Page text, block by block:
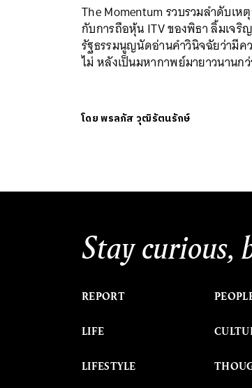
The Momentum รวบรวมลำดับเ
กับการถือหุ้น ITV ของพิธา ลิ้มเจ
รัฐธรรมนูญนัดอ่านคำวินิจฉัยว่ามีค
ไม่ หลังเป็นมหากาพย์มายาวนานก
โดยพรลภัส วุฒิรัตนรักษ์
Stay curious,
REPORT
LIFE
LIFESTYLE